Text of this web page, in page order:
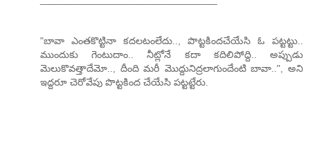
"బావా ఎంతకొట్టినా కదలటంలేదు.., పొట్టకిందచేయేసి ఓ పట్టట్టు..
ముందుకు గెంటుదాం.. నీట్లోనే కదా కదిలిపోద్ది.. అప్పుడు
మెలుకొవత్తాదేమో.., దీంది మరీ మొద్దునిద్రలాగుందేంటి బావా..", అని
ఇద్దరూ చెరోవేపు పొట్టకింద చేయేసి పట్టట్టేరు.